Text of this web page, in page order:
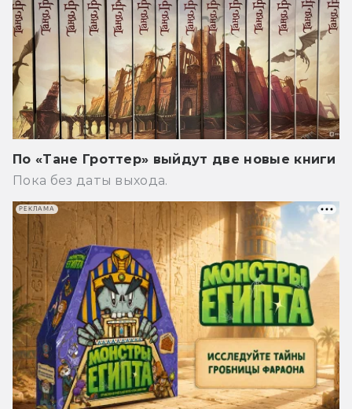
По «Тане Гроттер» выйдут две новые книги
Пока без даты выхода.
РЕКЛАМА